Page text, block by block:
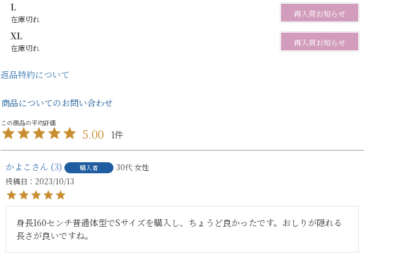
L
在庫切れ
再入荷お知らせ
XL
在庫切れ
再入荷お知らせ
返品特約について
商品についてのお問い合わせ
5.00 1
かよこ 3 購入者 30代女性
投稿日
2023/10/13
身長160センチ普通体型でSサイズを購入し、ちょうど良かったです。おしりが隠れる
長さが良いですね。